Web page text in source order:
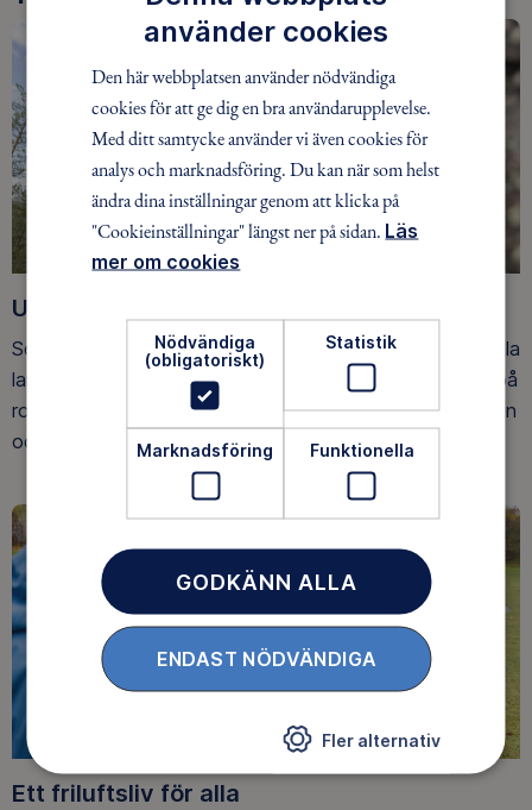
Upptäck nya äventyr
Som medlem har du tillgång till alla våra äventyr, över hela
landet. Våra ideella ledare guidar barn, unga och vuxna på
roliga och trygga äventyr i skogen, på vattnet, snön, isen
och på fjället.
Ett friluftsliv för alla
använder cookies
Den här webbplatsen använder nödvändiga
cookies för att ge dig en bra användarupplevelse.
Med ditt samtycke använder vi även cookies för
analys och marknadsföring. Du kan när som helst
ändra dina inställningar genom att klicka på
"Cookieinställningar" längst ner på sidan. Läs
mer om cookies
Nödvändiga
(obligatoriskt)
Statistik
Marknadsföring Funktionella
GODKÄNN ALLA
ENDAST NÖDVÄNDIGA
Fler alternativ